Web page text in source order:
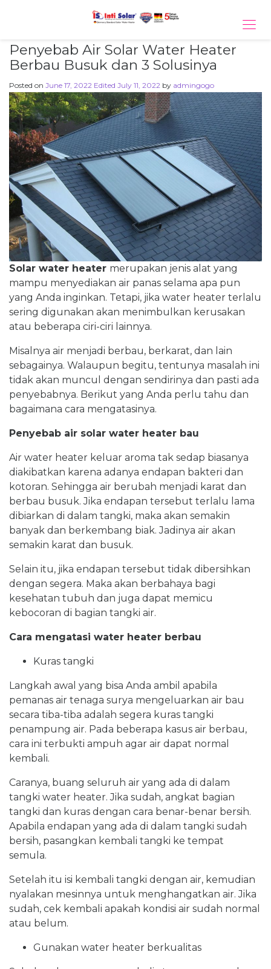
Penyebab Air Solar Water Heater
Berbau Busuk dan 3 Solusinya
Posted on June 17, 2022 Edited July 11, 2022 by admingogo
Solar water heater merupakan jenis alat yang
mampu menyediakan air panas selama apa pun
yang Anda inginkan. Tetapi, jika water heater terlalu
sering digunakan akan menimbulkan kerusakan
atau beberapa ciri-ciri lainnya.
Misalnya air menjadi berbau, berkarat, dan lain
sebagainya. Walaupun begitu, tentunya masalah ini
tidak akan muncul dengan sendirinya dan pasti ada
penyebabnya. Berikut yang Anda perlu tahu dan
bagaimana cara mengatasinya.
Penyebab air solar water heater bau
Air water heater keluar aroma tak sedap biasanya
diakibatkan karena adanya endapan bakteri dan
kotoran. Sehingga air berubah menjadi karat dan
berbau busuk. Jika endapan tersebut terlalu lama
dibiarkan di dalam tangki, maka akan semakin
banyak dan berkembang biak. Jadinya air akan
semakin karat dan busuk.
Selain itu, jika endapan tersebut tidak dibersihkan
dengan segera. Maka akan berbahaya bagi
kesehatan tubuh dan juga dapat memicu
kebocoran di bagian tangki air.
Cara mengatasi water heater berbau
Kuras tangki
Langkah awal yang bisa Anda ambil apabila
pemanas air tenaga surya mengeluarkan air bau
secara tiba-tiba adalah segera kuras tangki
penampung air. Pada beberapa kasus air berbau,
cara ini terbukti ampuh agar air dapat normal
kembali.
Caranya, buang seluruh air yang ada di dalam
tangki water heater. Jika sudah, angkat bagian
tangki dan kuras dengan cara benar-benar bersih.
Apabila endapan yang ada di dalam tangki sudah
bersih, pasangkan kembali tangki ke tempat
semula.
Setelah itu isi kembali tangki dengan air, kemudian
nyalakan mesinnya untuk menghangatkan air. Jika
sudah, cek kembali apakah kondisi air sudah normal
atau belum.
Gunakan water heater berkualitas